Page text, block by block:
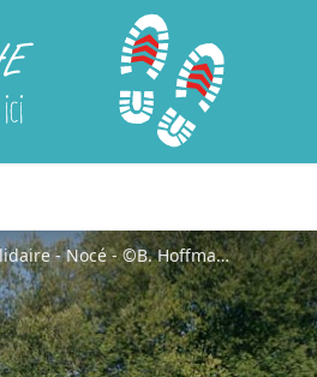
Jardin partagé et solidaire - Nocé - ©B. Hoffmann